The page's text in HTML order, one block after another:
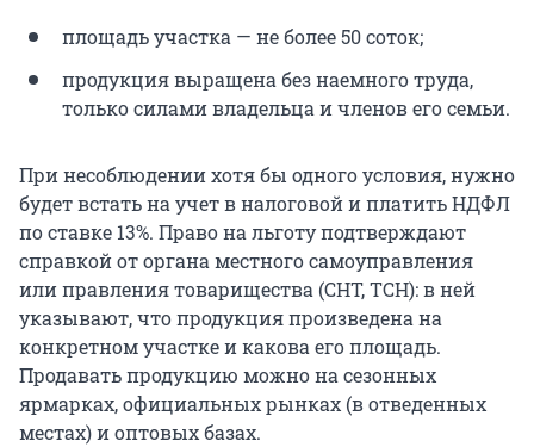
площадь участка — не более 50 соток;
продукция выращена без наемного труда,
только силами владельца и членов его семьи.
При несоблюдении хотя бы одного условия, нужно
будет встать на учет в налоговой и платить НДФЛ
по ставке 13%. Право на льготу подтверждают
справкой от органа местного самоуправления
или правления товарищества (СНТ, ТСН): в ней
указывают, что продукция произведена на
конкретном участке и какова его площадь.
Продавать продукцию можно на сезонных
ярмарках, официальных рынках (в отведенных
местах) и оптовых базах.